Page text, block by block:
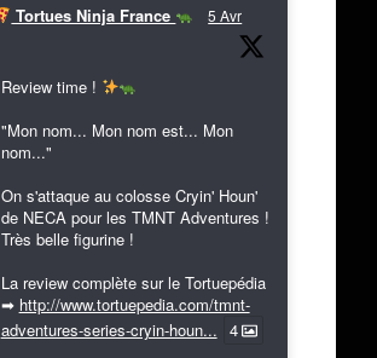
Tortues Ninja France 5 Avr
Review time !
"Mon nom... Mon nom est... Mon
nom..."
On s'attaque au colosse Cryin' Houn'
de NECA pour les TMNT Adventures !
Très belle figurine !
La review complète sur le Tortuepédia
➡ http://www.tortuepedia.com/tmnt-
adventures-series-cryin-houn... 4